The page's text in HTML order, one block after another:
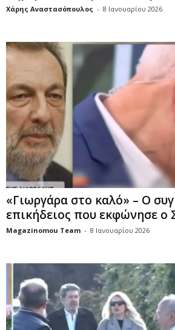
Χάρης Αναστασόπουλος - 8 Ιανουαρίου 2026
«Γιωργάρα στο καλό» – Ο
επικήδειος που εκφώνησε ο
Magazinomou Team - 8 Ιανουαρίου 2026